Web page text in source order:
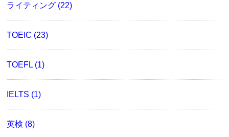
ライティング (22)
TOEIC (23)
TOEFL (1)
IELTS (1)
英検 (8)